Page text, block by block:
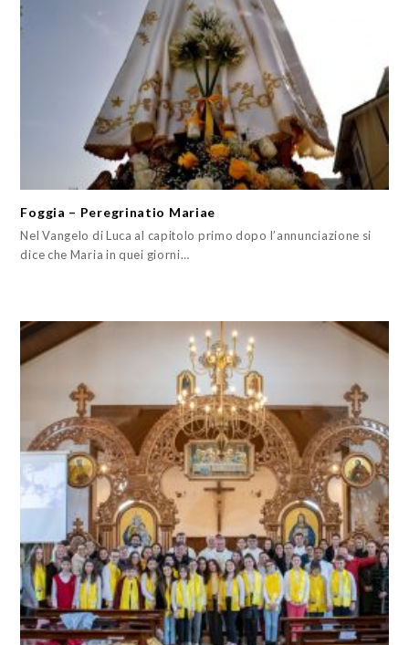
Foggia – Peregrinatio Mariae
Nel Vangelo di Luca al capitolo primo dopo l’annunciazione si
dice che Maria in quei giorni…